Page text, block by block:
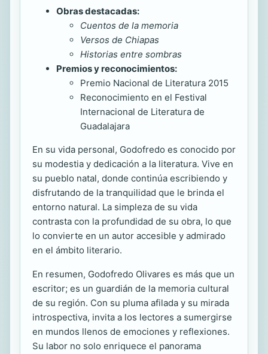
Obras destacadas:
Cuentos de la memoria
Versos de Chiapas
Historias entre sombras
Premios y reconocimientos:
Premio Nacional de Literatura 2015
Reconocimiento en el Festival
Internacional de Literatura de
Guadalajara
En su vida personal, Godofredo es conocido por
su modestia y dedicación a la literatura. Vive en
su pueblo natal, donde continúa escribiendo y
disfrutando de la tranquilidad que le brinda el
entorno natural. La simpleza de su vida
contrasta con la profundidad de su obra, lo que
lo convierte en un autor accesible y admirado
en el ámbito literario.
En resumen, Godofredo Olivares es más que un
escritor; es un guardián de la memoria cultural
de su región. Con su pluma afilada y su mirada
introspectiva, invita a los lectores a sumergirse
en mundos llenos de emociones y reflexiones.
Su labor no solo enriquece el panorama